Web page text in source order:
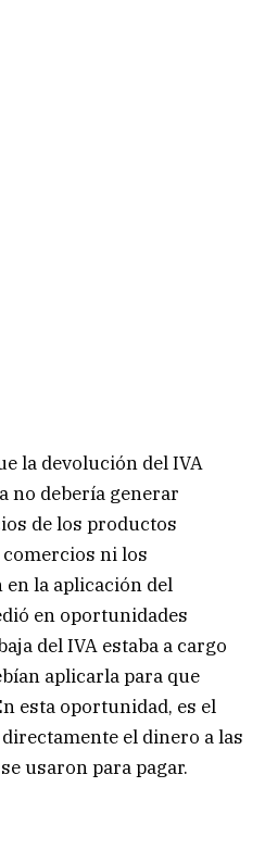
la devolución del IVA
no debería generar
de los productos
ni los
la aplicación del
en oportunidades
del IVA estaba a cargo
aplicarla para que
esta oportunidad, es el
el dinero a las
usaron para pagar.